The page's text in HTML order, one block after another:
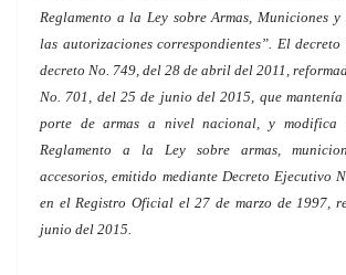
Reglamento a la Ley sobre Armas, Municiones
las autorizaciones correspondientes”. El
decreto No. 749, del 28 de abril del 2011,
No. 701, del 25 de junio del 2015, que
porte de armas a nivel nacional, y modifica
Reglamento a la Ley sobre armas,
accesorios, emitido mediante Decreto Ejecutivo
en el Registro Oficial el 27 de marzo de 1997,
junio del 2015.